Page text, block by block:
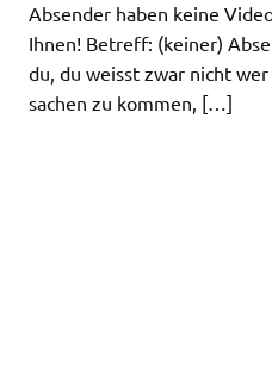
Absender haben keine
Ihnen! Betreff: (keiner)
du, du weisst zwar nicht
sachen zu kommen, […]